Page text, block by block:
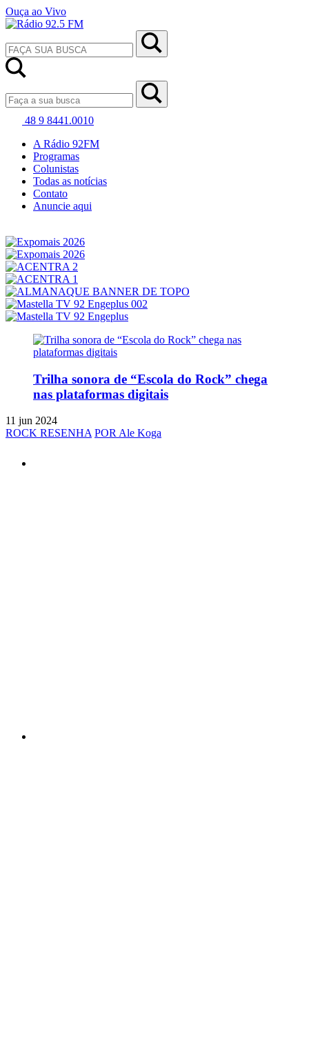
Ouça ao Vivo
48 9 8441.0010
A Rádio 92FM
Programas
Colunistas
Todas as notícias
Contato
Anuncie aqui
Trilha sonora de “Escola do Rock” chega
nas plataformas digitais
11 jun 2024
ROCK RESENHA POR Ale Koga